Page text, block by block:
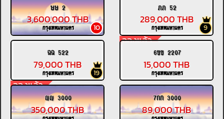
ษษ 2
10
3,600,000 THB
กรุงเทพมหานคร
ภภ 52
จองแล้ว
9
289,000 THB
กรุงเทพมหานคร
ฉฉ 522
จองแล้ว
19
79,000 THB
กรุงเทพมหานคร
6ขข 2207
15,000 THB
กรุงเทพมหานคร
ญญ 3000
350,000 THB
7กก 3000
89,000 THB